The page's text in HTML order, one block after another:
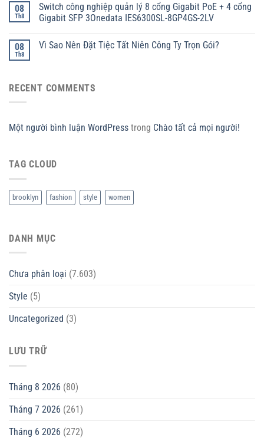
08
Th8
Switch công nghiệp quản lý 8 cổng Gigabit PoE + 4 cổng
Gigabit SFP 3Onedata IES6300SL-8GP4GS-2LV
08
Th8
Vì Sao Nên Đặt Tiệc Tất Niên Công Ty Trọn Gói?
RECENT COMMENTS
Một người bình luận WordPress trong Chào tất cả mọi người!
TAG CLOUD
brooklyn fashion style women
DANH MỤC
Chưa phân loại (7.603)
Style (5)
Uncategorized (3)
LƯU TRỮ
Tháng 8 2026 (80)
Tháng 7 2026 (261)
Tháng 6 2026 (272)